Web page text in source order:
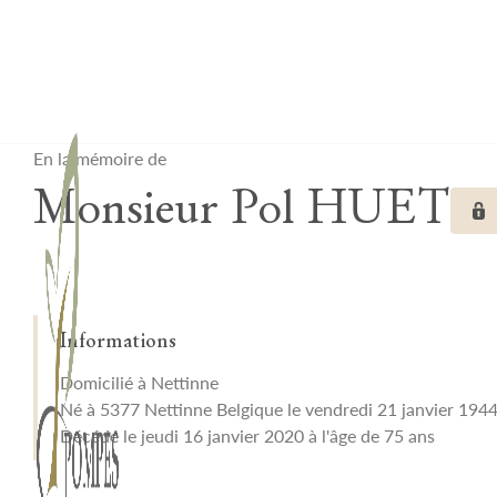
En la mémoire de
Monsieur Pol HUET
Informations
Domicilié à Nettinne
Né à 5377 Nettinne Belgique le vendredi 21 janvier 1944
Décédé le jeudi 16 janvier 2020 à l'âge de 75 ans